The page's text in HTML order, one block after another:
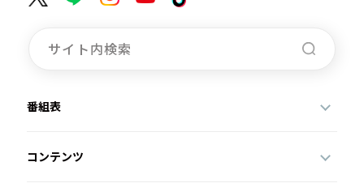
番組表
コンテンツ